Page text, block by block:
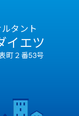
タント
イエツ
町２番53号